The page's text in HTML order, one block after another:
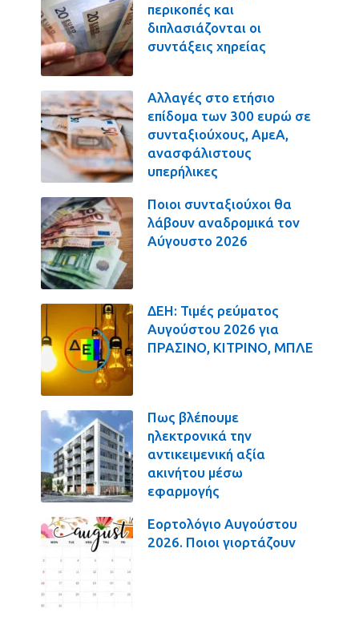
περικοπές και
διπλασιάζονται οι
συντάξεις χηρείας
Αλλαγές στο ετήσιο
επίδομα των 300 ευρώ σε
συνταξιούχους, ΑμεΑ,
ανασφάλιστους
υπερήλικες
Ποιοι συνταξιούχοι θα
λάβουν αναδρομικά τον
Αύγουστο 2026
ΔΕΗ: Τιμές ρεύματος
Αυγούστου 2026 για
ΠΡΑΣΙΝΟ, ΚΙΤΡΙΝΟ, ΜΠΛΕ
Πως βλέπουμε
ηλεκτρονικά την
αντικειμενική αξία
ακινήτου μέσω
εφαρμογής
Εορτολόγιο Αυγούστου
2026. Ποιοι γιορτάζουν